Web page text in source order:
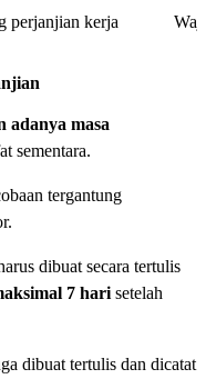
perjanjian kerja
adanya masa
sementara.
tergantung
dibuat secara tertulis
7 hari setelah
dibuat tertulis dan dicatat